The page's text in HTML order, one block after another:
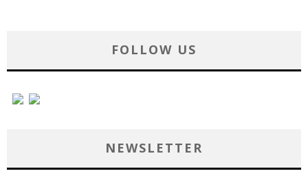
FOLLOW US
NEWSLETTER